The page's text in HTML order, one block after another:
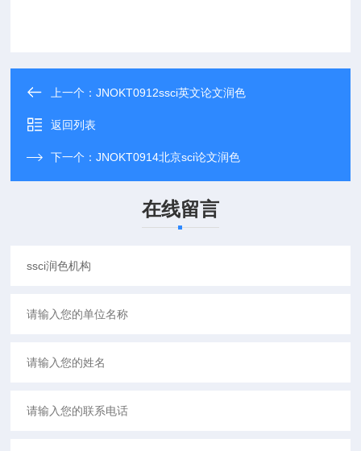
上一个：JNOKT0912ssci英文论文润色
返回列表
下一个：JNOKT0914北京sci论文润色
在线留言